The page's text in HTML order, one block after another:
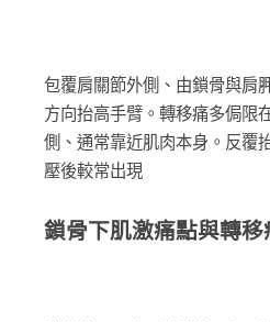
包覆肩關節外側、由鎖骨與肩
方向抬高手臂。轉移痛多侷限
側、通常靠近肌肉本身。反覆
壓後較常出現
鎖骨下肌激痛點與轉移